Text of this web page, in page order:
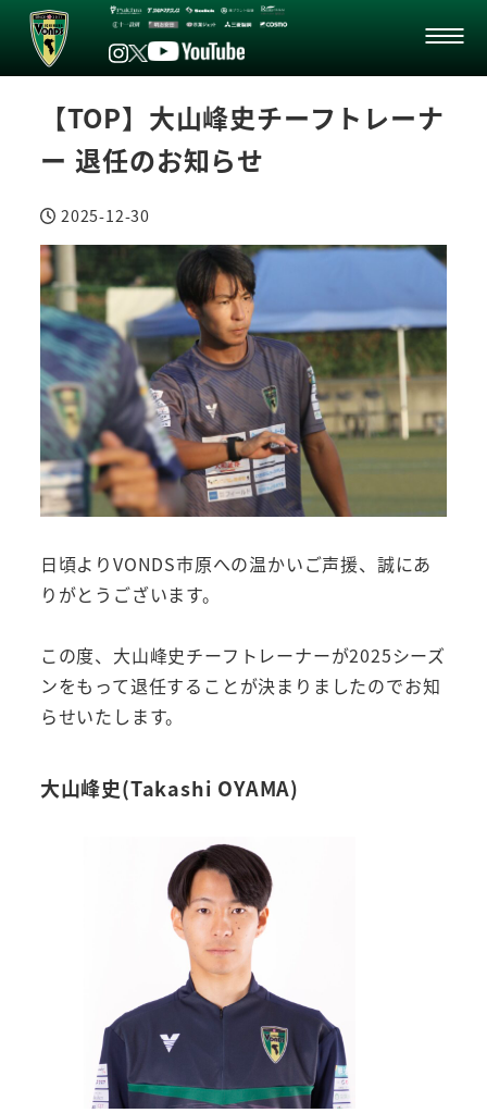
【TOP】大山峰史チーフトレーナ
ー 退任のお知らせ
投稿日
2025-12-30
日頃よりVONDS市原への温かいご声援、誠にあ
りがとうございます。
この度、大山峰史チーフトレーナーが2025シーズ
ンをもって退任することが決まりましたのでお知
らせいたします。
大山峰史(Takashi OYAMA)